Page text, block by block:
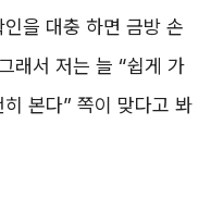
을 대충 하면 금방 손
래서 저는 늘 “쉽게 가
본다” 쪽이 맞다고 봐